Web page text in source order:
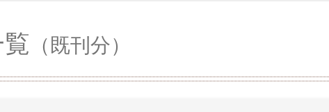
（既刊分）